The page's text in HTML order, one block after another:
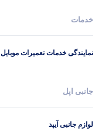
خدمات
نمایندگی خدمات تعمیرات موبایل
جانبی اپل
لوازم جانبی آیپد